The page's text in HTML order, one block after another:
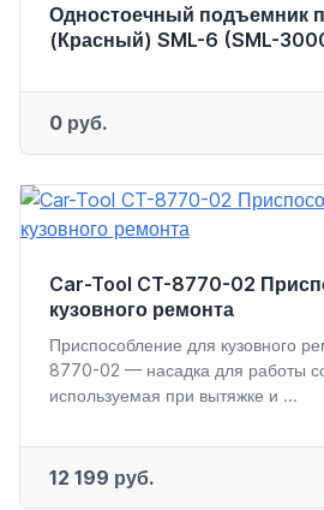
Одностоечный подъемник
(Красный) SML-6 (SML-
0 руб.
Car-Tool CT-8770-02
кузовного ремонта
Приспособление для кузовного
8770-02 — насадка для работы
используемая при вытяжке и ...
12 199 руб.